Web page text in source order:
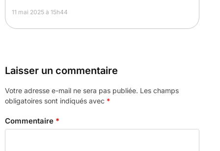
11 mai 2025 à 15h44
Laisser un commentaire
Votre adresse e-mail ne sera pas publiée. Les champs
obligatoires sont indiqués avec *
Commentaire *